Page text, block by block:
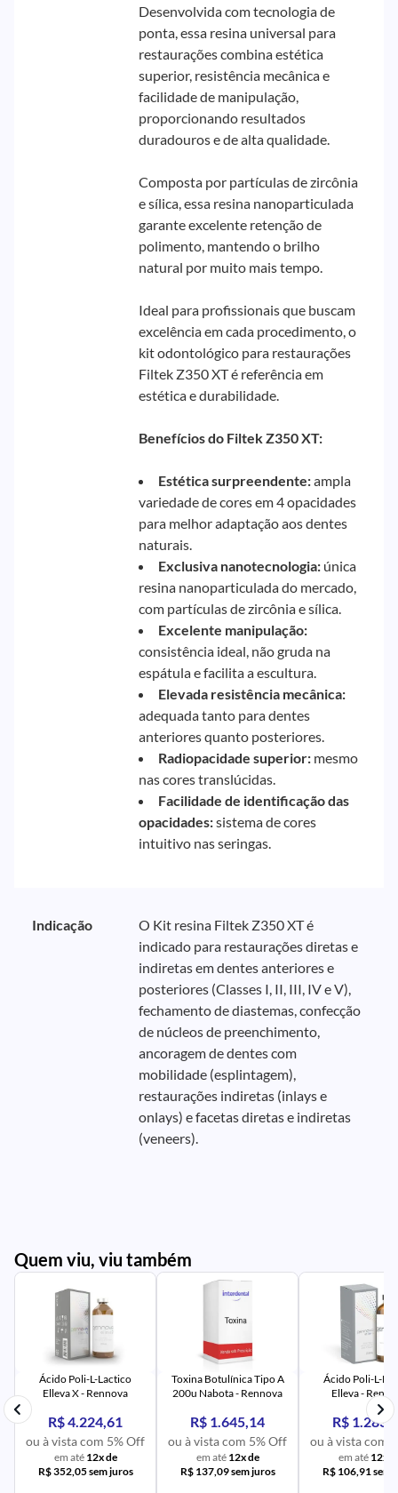
Desenvolvida com tecnologia de
ponta, essa resina universal para
restaurações combina estética
superior, resistência mecânica e
facilidade de manipulação,
proporcionando resultados
duradouros e de alta qualidade.
Composta por partículas de zircônia
e sílica, essa resina nanoparticulada
garante excelente retenção de
polimento, mantendo o brilho
natural por muito mais tempo.
Ideal para profissionais que buscam
excelência em cada procedimento, o
kit odontológico para restaurações
Filtek Z350 XT é referência em
estética e durabilidade.
Benefícios do Filtek Z350 XT:
Estética surpreendente:ampla
variedade de cores em 4 opacidades
para melhor adaptação aos dentes
naturais.
Exclusiva nanotecnologia: única
resina nanoparticulada do mercado,
com partículas de zircônia e sílica.
Excelente manipulação:
consistência ideal, não gruda na
espátula e facilita a escultura.
Elevada resistência mecânica:
adequada tanto para dentes
anteriores quanto posteriores.
Radiopacidade superior: mesmo
nas cores translúcidas.
Facilidade de identificação das
opacidades:sistema de cores
intuitivo nas seringas.
Indicação
O Kit resina Filtek Z350 XT é
indicado para restaurações diretas e
indiretas em dentes anteriores e
posteriores (Classes I, II, III, IV e V),
fechamento de diastemas, confecção
de núcleos de preenchimento,
ancoragem de dentes com
mobilidade (esplintagem),
restaurações indiretas (inlays e
onlays) e facetas diretas e indiretas
(veneers).
Quem viu, viu também
UR
Ácido Poli-L-Lactico
Elleva X - Rennova
R$ 4.224,61
ou à vista com 5% Off
em até 12x de
R$ 352,05 sem juros
Toxina Botulínica Tipo A
200u Nabota - Rennova
R$ 1.645,14
ou à vista com 5% Off
em até 12x de
R$ 137,09 sem juros
UR
Ácido Poli-L-
Elleva -
R$
ou à vista com
em até 12x
R$ 106,91 sem